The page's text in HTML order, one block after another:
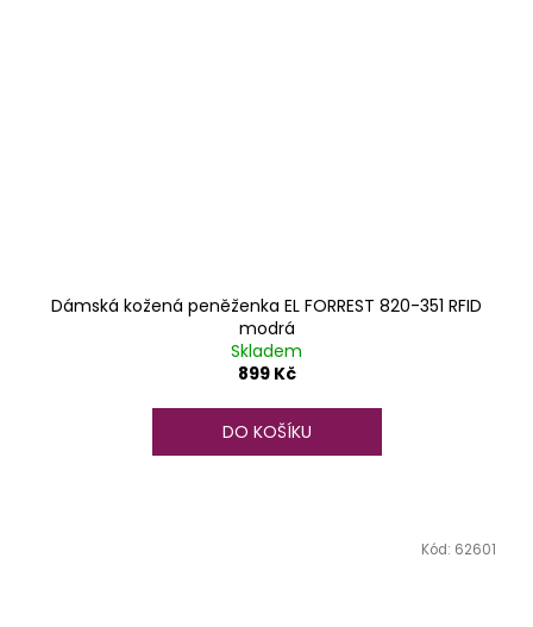
Dámská kožená peněženka EL FORREST 820-351 RFID
modrá
Skladem
899 Kč
DO KOŠÍKU
Kód: 62601